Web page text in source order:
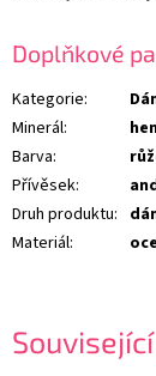
Doplňkové
Kategorie:
Minerál:
Barva:
Přívěsek:
Druh produktu:
Materiál: